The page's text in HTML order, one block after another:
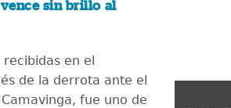
sin brillo al
en el
de la derrota ante el
fue uno de